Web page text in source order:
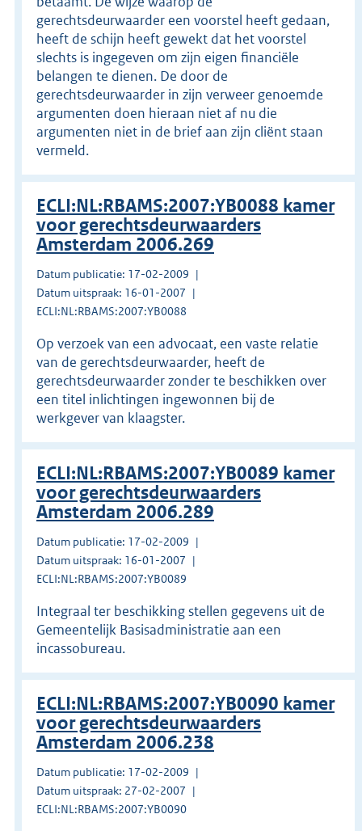
gerechtsdeurwaarder een voorstel heeft gedaan,
heeft de schijn heeft gewekt dat het voorstel
slechts is ingegeven om zijn eigen financiële
belangen te dienen. De door de
gerechtsdeurwaarder in zijn verweer genoemde
argumenten doen hieraan niet af nu die
argumenten niet in de brief aan zijn cliënt staan
vermeld.
ECLI:NL:RBAMS:2007:YB0088 kamer
voor gerechtsdeurwaarders
Amsterdam 2006.269
Datum publicatie: 17-02-2009
Datum uitspraak: 16-01-2007
ECLI:NL:RBAMS:2007:YB0088
Op verzoek van een advocaat, een vaste relatie
van de gerechtsdeurwaarder, heeft de
gerechtsdeurwaarder zonder te beschikken over
een titel inlichtingen ingewonnen bij de
werkgever van klaagster.
ECLI:NL:RBAMS:2007:YB0089 kamer
voor gerechtsdeurwaarders
Amsterdam 2006.289
Datum publicatie: 17-02-2009
Datum uitspraak: 16-01-2007
ECLI:NL:RBAMS:2007:YB0089
Integraal ter beschikking stellen gegevens uit de
Gemeentelijk Basisadministratie aan een
incassobureau.
ECLI:NL:RBAMS:2007:YB0090 kamer
voor gerechtsdeurwaarders
Amsterdam 2006.238
Datum publicatie: 17-02-2009
Datum uitspraak: 27-02-2007
ECLI:NL:RBAMS:2007:YB0090